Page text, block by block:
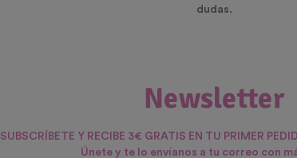
dudas.
Newsletter
SUBSCRÍBETE Y RECIBE 3€ GRATIS EN TU PRIMER
Únete y te lo envíanos a tu correo con